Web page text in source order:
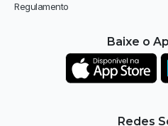
Regulamento
Baixe o
Redes